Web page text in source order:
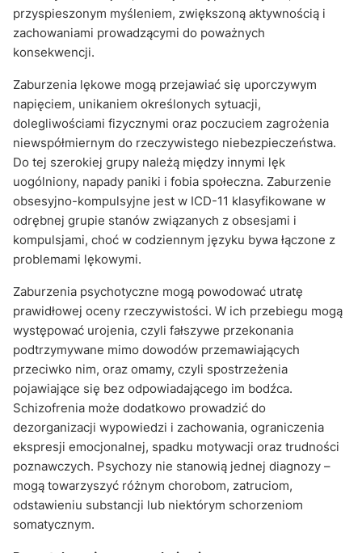
przyspieszonym myśleniem, zwiększoną aktywnością i
zachowaniami prowadzącymi do poważnych
konsekwencji.
Zaburzenia lękowe mogą przejawiać się uporczywym
napięciem, unikaniem określonych sytuacji,
dolegliwościami fizycznymi oraz poczuciem zagrożenia
niewspółmiernym do rzeczywistego niebezpieczeństwa.
Do tej szerokiej grupy należą między innymi lęk
uogólniony, napady paniki i fobia społeczna. Zaburzenie
obsesyjno-kompulsyjne jest w ICD-11 klasyfikowane w
odrębnej grupie stanów związanych z obsesjami i
kompulsjami, choć w codziennym języku bywa łączone z
problemami lękowymi.
Zaburzenia psychotyczne mogą powodować utratę
prawidłowej oceny rzeczywistości. W ich przebiegu mogą
występować urojenia, czyli fałszywe przekonania
podtrzymywane mimo dowodów przemawiających
przeciwko nim, oraz omamy, czyli spostrzeżenia
pojawiające się bez odpowiadającego im bodźca.
Schizofrenia może dodatkowo prowadzić do
dezorganizacji wypowiedzi i zachowania, ograniczenia
ekspresji emocjonalnej, spadku motywacji oraz trudności
poznawczych. Psychozy nie stanowią jednej diagnozy –
mogą towarzyszyć różnym chorobom, zatruciom,
odstawieniu substancji lub niektórym schorzeniom
somatycznym.